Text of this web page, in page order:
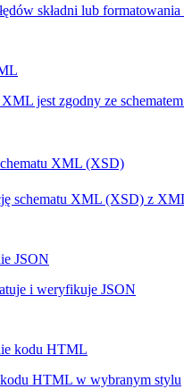
składni lub
XML jest zgodny ze
XML (XSD)
schematu XML (XSD) z
JSON
i weryfikuje JSON
kodu HTML
HTML w wybranym stylu